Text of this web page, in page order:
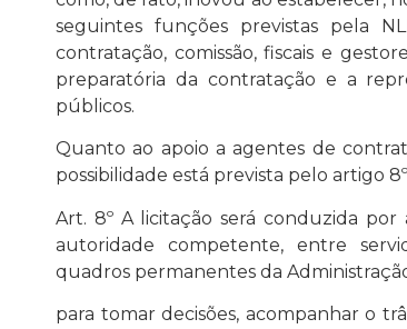
seguintes funções previstas pela
contratação, comissão, fiscais e
preparatória da contratação e a
públicos.
Quanto ao apoio a agentes de
possibilidade está prevista pelo artigo 8º,
Art. 8º A licitação será conduzida
autoridade competente, entre
quadros permanentes da
para tomar decisões, acompanhar o